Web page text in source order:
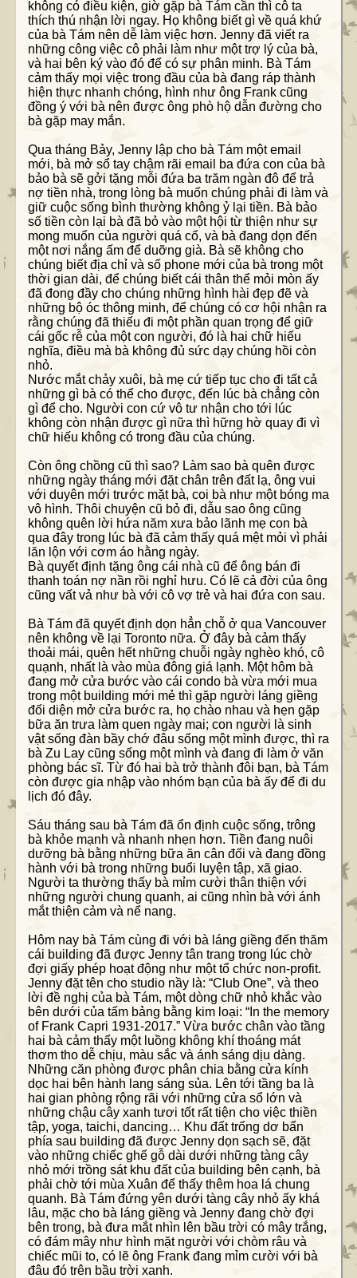
không có điều kiện, giờ gặp bà Tám cần thì cô ta
thích thú nhận lời ngay. Họ không biết gì về quá khứ
của bà Tám nên dễ làm việc hơn. Jenny đã viết ra
những công việc cô phải làm như một trợ lý của bà,
và hai bên ký vào đó để có sự phân minh. Bà Tám
cảm thấy mọi việc trong đầu của bà đang ráp thành
hiện thực nhanh chóng, hình như ông Frank cũng
đồng ý với bà nên được ông phò hộ dẫn đường cho
bà gặp may mắn.
Qua tháng Bảy, Jenny lập cho bà Tám một email
mới, bà mở sổ tay chậm rãi email ba đứa con của bà
bảo bà sẽ gởi tặng mỗi đứa ba trăm ngàn đô để trả
nợ tiền nhà, trong lòng bà muốn chúng phải đi làm và
giữ cuộc sống bình thường không ỷ lại tiền. Bà bảo
số tiền còn lại bà đã bỏ vào một hội từ thiện như sự
mong muốn của người quá cố, và bà đang dọn đến
một nơi nắng ấm để duỡng già. Bà sẽ không cho
chúng biết địa chỉ và số phone mới của bà trong một
thời gian dài, để chúng biết cái thân thể mỏi mòn ấy
đã đong đầy cho chúng những hình hài đẹp đẽ và
những bộ óc thông minh, để chúng có cơ hội nhận ra
rằng chúng đã thiếu đi một phần quan trọng để giữ
cái gốc rễ của một con người, đó là hai chữ hiếu
nghĩa, điều mà bà không đủ sức dạy chúng hồi còn
nhỏ.
Nước mắt chảy xuôi, bà mẹ cứ tiếp tục cho đi tất cả
những gì bà có thể cho được, đến lúc bà chẳng còn
gì để cho. Người con cứ vô tư nhận cho tới lúc
không còn nhận được gì nữa thì hững hờ quay đi vì
chữ hiếu không có trong đầu của chúng.
Còn ông chồng cũ thì sao? Làm sao bà quên được
những ngày tháng mới đặt chân trên đất lạ, ông vui
với duyên mới trước mặt bà, coi bà như một bóng ma
vô hình. Thôi chuyện cũ bỏ đi, dẫu sao ông cũng
không quên lời hứa năm xưa bảo lãnh mẹ con bà
qua đây trong lúc bà đã cảm thấy quá mệt mỏi vì phải
lăn lộn với cơm áo hằng ngày.
Bà quyết định tặng ông cái nhà cũ để ông bán đi
thanh toán nợ nần rồi nghỉ hưu. Có lẽ cả đời của ông
cũng vất vả như bà với cô vợ trẻ và hai đứa con sau.
Bà Tám đã quyết định dọn hẳn chỗ ở qua Vancouver
nên không về lại Toronto nữa. Ở đây bà cảm thấy
thoải mái, quên hết những chuỗi ngày nghèo khó, cô
quạnh, nhất là vào mùa đông giá lạnh. Một hôm bà
đang mở cửa bước vào cái condo bà vừa mới mua
trong một building mới mẻ thì gặp người láng giềng
đối diện mở cửa bước ra, họ chào nhau và hẹn gặp
bữa ăn trưa làm quen ngày mai; con người là sinh
vật sống đàn bầy chớ đâu sống một mình được, thì ra
bà Zu Lay cũng sống một mình và đang đi làm ở văn
phòng bác sĩ. Từ đó hai bà trở thành đôi bạn, bà Tám
còn được gia nhập vào nhóm bạn của bà ấy để đi du
lịch đó đây.
Sáu tháng sau bà Tám đã ổn định cuộc sống, trông
bà khỏe mạnh và nhanh nhẹn hơn. Tiền đang nuôi
dưỡng bà bằng những bữa ăn cân đối và đang đồng
hành với bà trong những buổi luyện tập, xã giao.
Người ta thường thấy bà mỉm cười thân thiện với
những người chung quanh, ai cũng nhìn bà với ánh
mắt thiện cảm và nể nang.
Hôm nay bà Tám cùng đi với bà láng giềng đến thăm
cái building đã được Jenny tân trang trong lúc chờ
đợi giấy phép hoạt động như một tổ chức non-profit.
Jenny đặt tên cho studio nầy là: “Club One”, và theo
lời đề nghị của bà Tám, một dòng chữ nhỏ khắc vào
bên dưới của tấm bảng bằng kim loại: “In the memory
of Frank Capri 1931-2017.” Vừa bước chân vào tầng
hai bà cảm thấy một luồng không khí thoáng mát
thơm tho dễ chịu, màu sắc và ánh sáng dịu dàng.
Những căn phòng được phân chia bằng cửa kính
dọc hai bên hành lang sáng sủa. Lên tới tầng ba là
hai gian phòng rộng rãi với những cửa sổ lớn và
những chậu cây xanh tươi tốt rất tiện cho việc thiền
tập, yoga, taichi, dancing… Khu đất trống dơ bẩn
phía sau building đã được Jenny dọn sạch sẽ, đặt
vào những chiếc ghế gỗ dài dưới những tàng cây
nhỏ mới trồng sát khu đất của building bên cạnh, bà
phải chờ tới mùa Xuân để thấy thêm hoa lá chung
quanh. Bà Tám đứng yên dưới tàng cây nhỏ ấy khá
lâu, mặc cho bà láng giềng và Jenny đang chờ đợi
bên trong, bà đưa mắt nhìn lên bầu trời có mây trắng,
có đám mây như hình mặt người với chòm râu và
chiếc mũi to, có lẽ ông Frank đang mỉm cười với bà
đâu đó trên bầu trời xanh.